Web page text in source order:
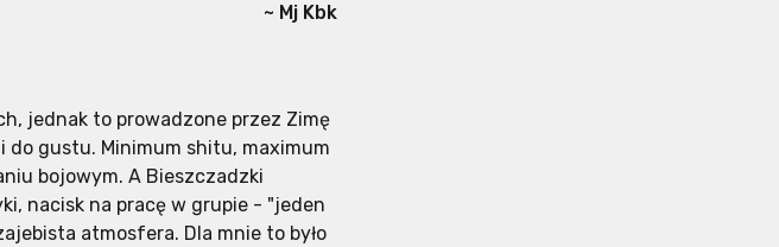
~ Mj Kbk
jednak to prowadzone przez Zimę
do gustu. Minimum shitu, maximum
bojowym. A Bieszczadzki
nacisk na pracę w grupie - "jeden
atmosfera. Dla mnie to było